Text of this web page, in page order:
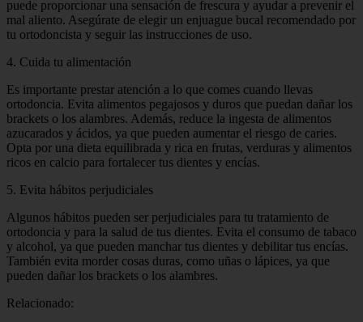
puede proporcionar una sensación de frescura y ayudar a prevenir el
mal aliento. Asegúrate de elegir un enjuague bucal recomendado por
tu ortodoncista y seguir las instrucciones de uso.
4. Cuida tu alimentación
Es importante prestar atención a lo que comes cuando llevas
ortodoncia. Evita alimentos pegajosos y duros que puedan dañar los
brackets o los alambres. Además, reduce la ingesta de alimentos
azucarados y ácidos, ya que pueden aumentar el riesgo de caries.
Opta por una dieta equilibrada y rica en frutas, verduras y alimentos
ricos en calcio para fortalecer tus dientes y encías.
5. Evita hábitos perjudiciales
Algunos hábitos pueden ser perjudiciales para tu tratamiento de
ortodoncia y para la salud de tus dientes. Evita el consumo de tabaco
y alcohol, ya que pueden manchar tus dientes y debilitar tus encías.
También evita morder cosas duras, como uñas o lápices, ya que
pueden dañar los brackets o los alambres.
Relacionado: